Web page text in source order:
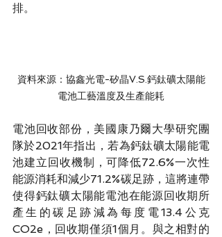
排。
資料來源：協鑫光電-矽晶V.S.鈣鈦礦太陽能
電池工藝溫度及生產能耗
電池回收部份，美國康乃爾大學研究團
隊於2021年指出，若為鈣鈦礦太陽能電
池建立回收機制，可降低72.6%一次性
能源消耗和減少71.2%碳足跡，這將連帶
使得鈣鈦礦太陽能電池在能源回收期所
產生的碳足跡減為每度電13.4公克
CO2e，回收期僅須1個月。與之相對的